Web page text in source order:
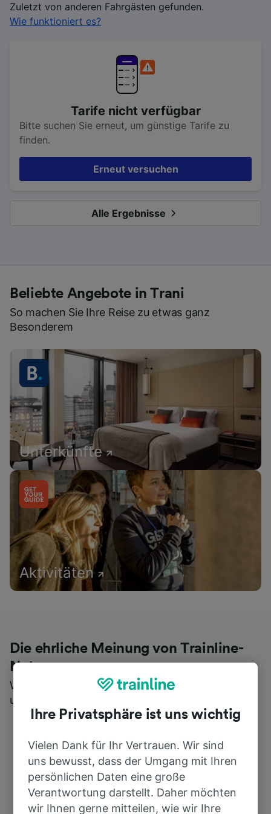
Zuletzt von anderen Fahrgästen gefunden.
Wie funktioniert es?
Tarife nicht verfügbar
Bitte suchen Sie erneut, um günstige Tarife zu
finden.
Erneut versuchen
Alle Ergebnisse
Beliebte Angebote in Trani
So machen Sie Ihre Reise zu etwas ganz
Besonderem
Unterkünfte
Aktivitäten
Die ehrliche Meinung von Trainline-
Nutzern
Wer könnte Ihnen besseres Feedback geben als
unsere Kunden selbst?
Ihre Privatsphäre ist uns wichtig
Vielen Dank für Ihr Vertrauen. Wir sind
uns bewusst, dass der Umgang mit Ihren
persönlichen Daten eine große
Verantwortung darstellt. Daher möchten
wir Ihnen gerne mitteilen, wie wir Ihre